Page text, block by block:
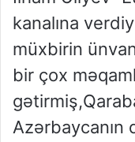
kanalına
müxbirin
bir çox
Azərbaycanın